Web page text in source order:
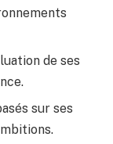
de ses
sur ses